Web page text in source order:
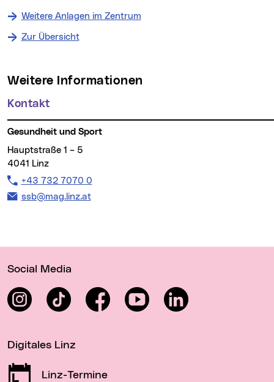
Weitere Anlagen im Zentrum
Zur Übersicht
Weitere Informationen
Kontakt
Gesundheit und Sport
Hauptstraße 1 – 5
4041 Linz
Telefon:
+43 732 7070 0
E-Mail Adresse:
ssb@mag.linz.at
Social Media
InstagramTikTok FacebookYouTube LinkedIn
Digitales Linz
Linz-Termine